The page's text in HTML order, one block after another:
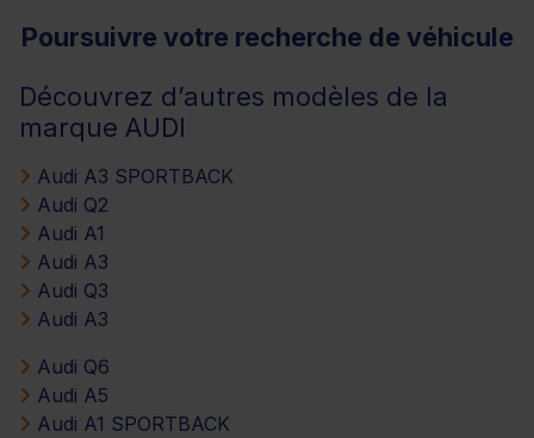
Poursuivre votre recherche de véhicule
Découvrez d’autres modèles de la
marque AUDI
Audi A3 SPORTBACK
Audi Q2
Audi A1
Audi A3
Audi Q3
Audi A3
Audi Q6
Audi A5
Audi A1 SPORTBACK